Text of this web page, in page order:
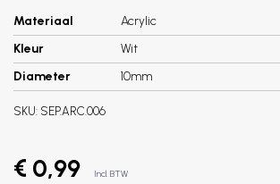
Materiaal
Acrylic
Kleur
Wit
Diameter
10mm
SKU: SEP.ARC.006
€ 0,99 Incl. BTW